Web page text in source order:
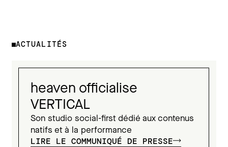
ACTUALITÉS
heaven officialise
VERTICAL
Son studio social-first dédié aux contenus
natifs et à la performance
LIRE LE COMMUNIQUÉ DE PRESSE